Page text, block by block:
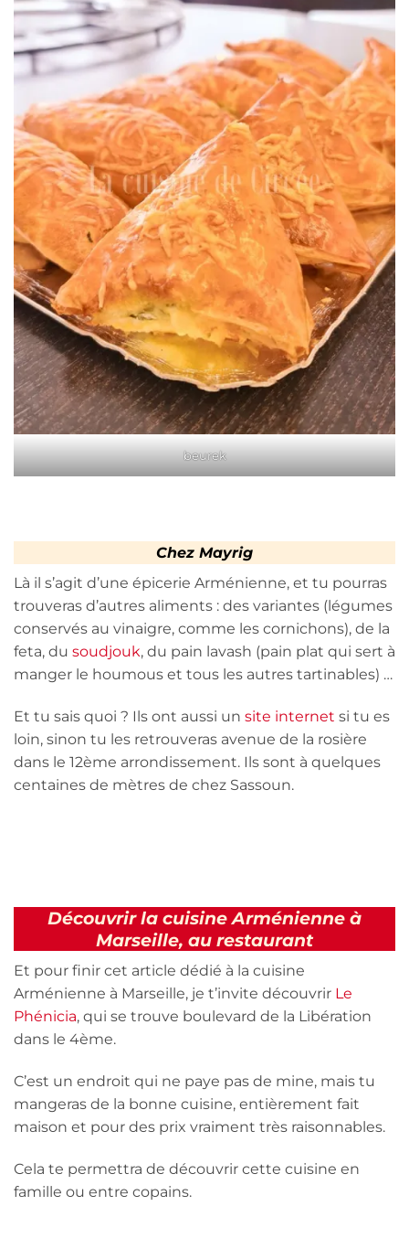
beurek
Chez Mayrig
Là il s’agit d’une épicerie Arménienne, et tu pourras
trouveras d’autres aliments : des variantes (légumes
conservés au vinaigre, comme les cornichons), de la
feta, du soudjouk, du pain lavash (pain plat qui sert à
manger le houmous et tous les autres tartinables) …
Et tu sais quoi ? Ils ont aussi un site internet si tu es
loin, sinon tu les retrouveras avenue de la rosière
dans le 12ème arrondissement. Ils sont à quelques
centaines de mètres de chez Sassoun.
Découvrir la cuisine Arménienne à
Marseille, au restaurant
Et pour finir cet article dédié à la cuisine
Arménienne à Marseille, je t’invite découvrir Le
Phénicia, qui se trouve boulevard de la Libération
dans le 4ème.
C’est un endroit qui ne paye pas de mine, mais tu
mangeras de la bonne cuisine, entièrement fait
maison et pour des prix vraiment très raisonnables.
Cela te permettra de découvrir cette cuisine en
famille ou entre copains.